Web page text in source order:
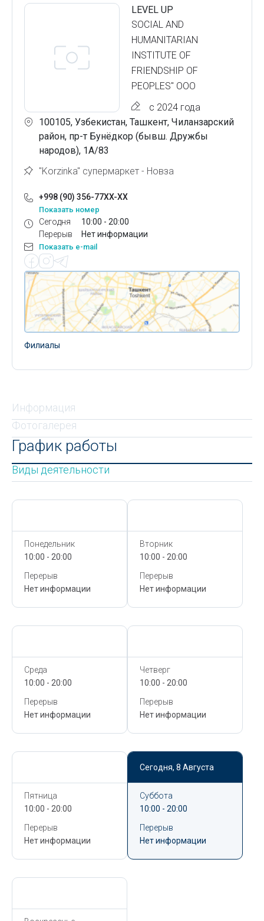
LEVEL UP
SOCIAL AND
HUMANITARIAN
INSTITUTE OF
FRIENDSHIP OF
PEOPLES" ООО
с 2024 года
100105, Узбекистан, Ташкент, Чиланзарский
район, пр-т Бунёдкор (бывш. Дружбы
народов), 1А/83
"Korzinka" супермаркет - Новза
+998 (90) 356-77XX-XX
Показать номер
Сегодня
Перерыв
10:00 - 20:00
Нет информации
Показать e-mail
Филиалы
Информация
Фотогалерея
График работы
Виды деятельности
Понедельник
10:00 - 20:00
Перерыв
Нет информации
Вторник
10:00 - 20:00
Перерыв
Нет информации
Среда
10:00 - 20:00
Перерыв
Нет информации
Четверг
10:00 - 20:00
Перерыв
Нет информации
Пятница
10:00 - 20:00
Перерыв
Нет информации
Сегодня, 8 Августа
Суббота
10:00 - 20:00
Перерыв
Нет информации